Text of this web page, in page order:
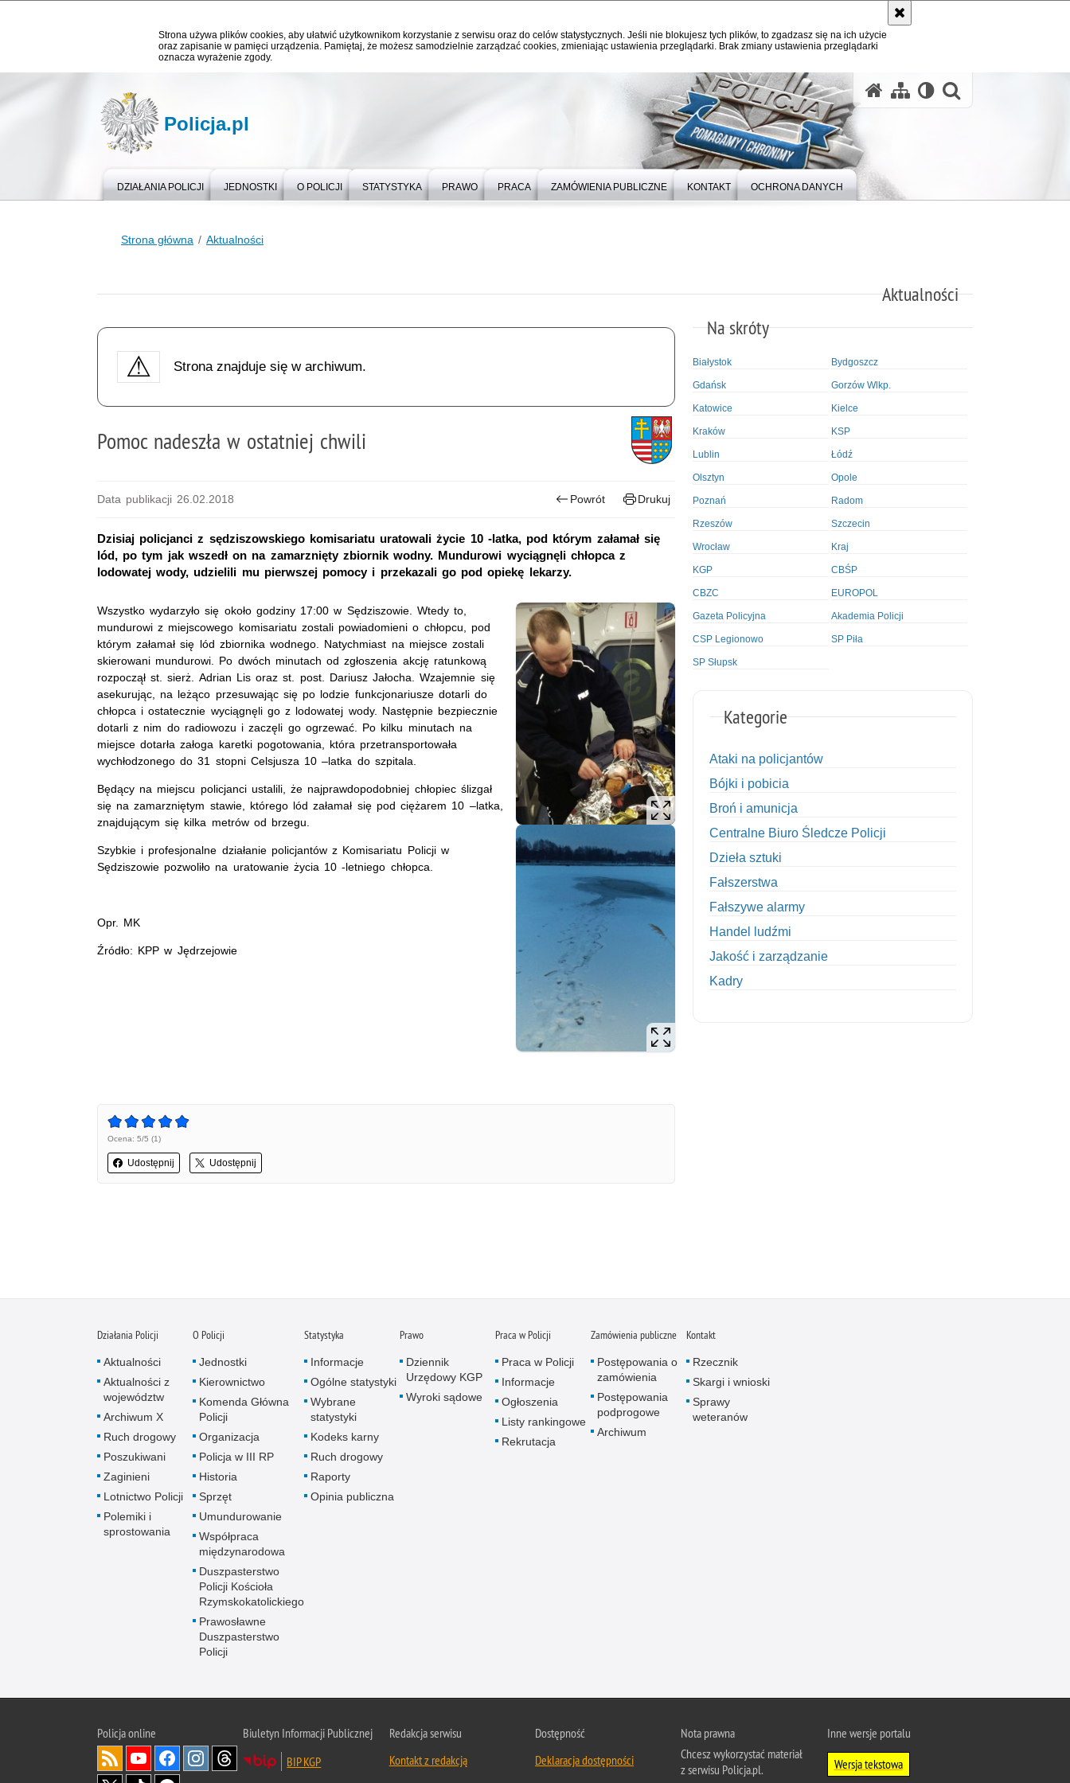
Strona używa plików cookies, aby ułatwić użytkownikom korzystanie z serwisu oraz do celów statystycznych. Jeśli nie blokujesz tych plików, to zgadzasz się na ich użycie
oraz zapisanie w pamięci urządzenia. Pamiętaj, że możesz samodzielnie zarządzać cookies, zmieniając ustawienia przeglądarki. Brak zmiany ustawienia przeglądarki
oznacza wyrażenie zgody.
Policja.pl
DZIAŁANIA POLICJI JEDNOSTKI O POLICJI STATYSTYKA PRAWO PRACA ZAMÓWIENIA PUBLICZNE KONTAKT OCHRONA DANYCH
Strona główna Aktualności
Aktualności
Strona znajduje się w archiwum.
Pomoc nadeszła w ostatniej chwili
Data publikacji 26.02.2018 Powrót Drukuj
Dzisiaj policjanci z sędziszowskiego komisariatu uratowali życie 10 -latka, pod którym załamał się
lód, po tym jak wszedł on na zamarznięty zbiornik wodny. Mundurowi wyciągnęli chłopca z
lodowatej wody, udzielili mu pierwszej pomocy i przekazali go pod opiekę lekarzy.
Wszystko wydarzyło się około godziny 17:00 w Sędziszowie. Wtedy to,
mundurowi z miejscowego komisariatu zostali powiadomieni o chłopcu, pod
którym załamał się lód zbiornika wodnego. Natychmiast na miejsce zostali
skierowani mundurowi. Po dwóch minutach od zgłoszenia akcję ratunkową
rozpoczął st. sierż. Adrian Lis oraz st. post. Dariusz Jałocha. Wzajemnie się
asekurując, na leżąco przesuwając się po lodzie funkcjonariusze dotarli do
chłopca i ostatecznie wyciągnęli go z lodowatej wody. Następnie bezpiecznie
dotarli z nim do radiowozu i zaczęli go ogrzewać. Po kilku minutach na
miejsce dotarła załoga karetki pogotowania, która przetransportowała
wychłodzonego do 31 stopni Celsjusza 10 –latka do szpitala.
Będący na miejscu policjanci ustalili, że najprawdopodobniej chłopiec ślizgał
się na zamarzniętym stawie, którego lód załamał się pod ciężarem 10 –latka,
znajdującym się kilka metrów od brzegu.
Szybkie i profesjonalne działanie policjantów z Komisariatu Policji w
Sędziszowie pozwoliło na uratowanie życia 10 -letniego chłopca.
Opr. MK
Źródło: KPP w Jędrzejowie
Ocena: 5/5 (1)
Udostępnij Udostępnij
Na skróty
Białystok Bydgoszcz
Gdańsk Gorzów Wlkp.
Katowice Kielce
Kraków KSP
Lublin Łódź
Olsztyn Opole
Poznań Radom
Rzeszów Szczecin
Wrocław Kraj
KGP CBŚP
CBZC EUROPOL
Gazeta Policyjna Akademia Policji
CSP Legionowo SP Piła
SP Słupsk
Kategorie
Ataki na policjantów
Bójki i pobicia
Broń i amunicja
Centralne Biuro Śledcze Policji
Dzieła sztuki
Fałszerstwa
Fałszywe alarmy
Handel ludźmi
Jakość i zarządzanie
Kadry
Niszczenie mienia
Nowoczesne technologie w pracy Policji
Odpowiedzialność majątkowa Policji
Porwania
Prawa człowieka
Działania Policji
Aktualności
Aktualności z
województw
Archiwum X
Ruch drogowy
Poszukiwani
Zaginieni
Lotnictwo Policji
Polemiki i
sprostowania
O Policji
Jednostki
Kierownictwo
Komenda Główna
Policji
Organizacja
Policja w III RP
Historia
Sprzęt
Umundurowanie
Współpraca
międzynarodowa
Duszpasterstwo
Policji Kościoła
Rzymskokatolickiego
Prawosławne
Duszpasterstwo
Policji
Statystyka
Informacje
Ogólne statystyki
Wybrane
statystyki
Kodeks karny
Ruch drogowy
Raporty
Opinia publiczna
Prawo
Dziennik
Urzędowy KGP
Wyroki sądowe
Praca w Policji
Praca w Policji
Informacje
Ogłoszenia
Listy rankingowe
Rekrutacja
Zamówienia publiczne
Postępowania o
zamówienia
Postępowania
podprogowe
Archiwum
Kontakt
Rzecznik
Skargi i wnioski
Sprawy
weteranów
Policjaonline
Biuletyn Informacji Publicznej
BIP KGP
Redakcja serwisu
Kontakt z redakcją
Dostępność
Deklaracja dostępności
Nota prawna
Chcesz wykorzystać materiał
z serwisu Policja.pl.
Inne wersje portalu
Wersja tekstowa